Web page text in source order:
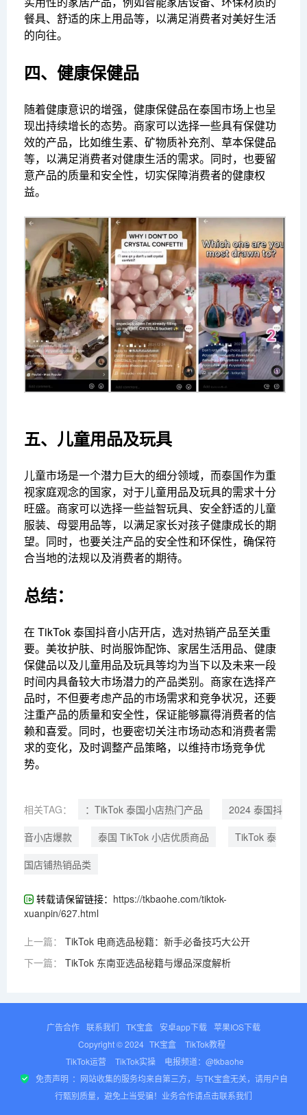
餐具、舒适的床上用品等，以满足消费者对美好生活
的向往。
四、健康保健品
随着健康意识的增强，健康保健品在泰国市场上也呈
现出持续增长的态势。商家可以选择一些具有保健功
效的产品，比如维生素、矿物质补充剂、草本保健品
等，以满足消费者对健康生活的需求。同时，也要留
意产品的质量和安全性，切实保障消费者的健康权
益。
五、儿童用品及玩具
儿童市场是一个潜力巨大的细分领域，而泰国作为重
视家庭观念的国家，对于儿童用品及玩具的需求十分
旺盛。商家可以选择一些益智玩具、安全舒适的儿童
服装、母婴用品等，以满足家长对孩子健康成长的期
望。同时，也要关注产品的安全性和环保性，确保符
合当地的法规以及消费者的期待。
总结：
在 TikTok 泰国抖音小店开店，选对热销产品至关重
要。美妆护肤、时尚服饰配饰、家居生活用品、健康
保健品以及儿童用品及玩具等均为当下以及未来一段
时间内具备较大市场潜力的产品类别。商家在选择产
品时，不但要考虑产品的市场需求和竞争状况，还要
注重产品的质量和安全性，保证能够赢得消费者的信
赖和喜爱。同时，也要密切关注市场动态和消费者需
求的变化，及时调整产品策略，以维持市场竞争优
势。
相关TAG： ：TikTok 泰国小店热门产品
2024 泰国抖
音小店爆款
泰国 TikTok 小店优质商品
TikTok 泰
国店铺热销品类
转载请保留链接： https://tkbaohe.com/tiktok-
xuanpin/627.html
上一篇：
TikTok 电商选品秘籍：新手必备技巧大公开
下一篇：
TikTok 东南亚选品秘籍与爆品深度解析
广告合作 联系我们 TK宝盒 安卓app下载 苹果IOS下载
Copyright © 2024 TK宝盒
TikTok教程
TikTok运营
TikTok实操
电报频道：@tkbaohe
免责声明 ：网站收集的服务均来自第三方，与TK宝盒无关，请用户自
行甄别质量，避免上当受骗！业务合作请点击联系我们